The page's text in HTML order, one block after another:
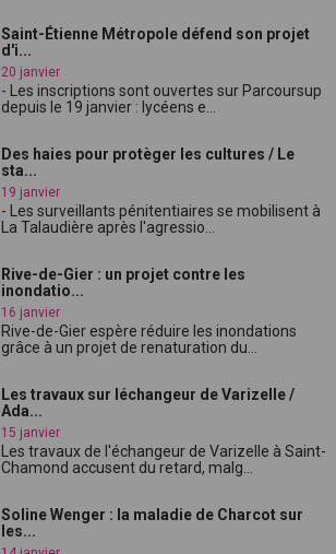
Saint-Étienne Métropole défend son projet
d'i...
20 janvier
- Les inscriptions sont ouvertes sur Parcoursup
depuis le 19 janvier : lycéens e...
Des haies pour protèger les cultures / Le
sta...
19 janvier
- Les surveillants pénitentiaires se mobilisent à
La Talaudière après l'agressio...
Rive-de-Gier : un projet contre les
inondatio...
16 janvier
Rive-de-Gier espère réduire les inondations
grâce à un projet de renaturation du...
Les travaux sur léchangeur de Varizelle /
Ada...
15 janvier
Les travaux de l'échangeur de Varizelle à Saint-
Chamond accusent du retard, malg...
Soline Wenger : la maladie de Charcot sur
les...